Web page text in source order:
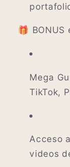
🎁 BONUS
Mega
TikTok,
Acceso
videos